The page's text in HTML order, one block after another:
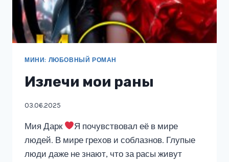
МИНИ: ЛЮБОВНЫЙ РОМАН
Излечи мои раны
03.06.2025
Мия Дарк
Я почувствовал её в мире
людей. В мире грехов и соблазнов. Глупые
люди даже не знают, что за расы живут